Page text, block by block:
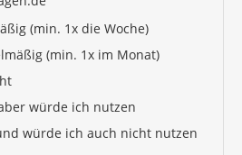
(min. 1x die Woche)
(min. 1x im Monat)
würde ich nutzen
würde ich auch nicht nutzen